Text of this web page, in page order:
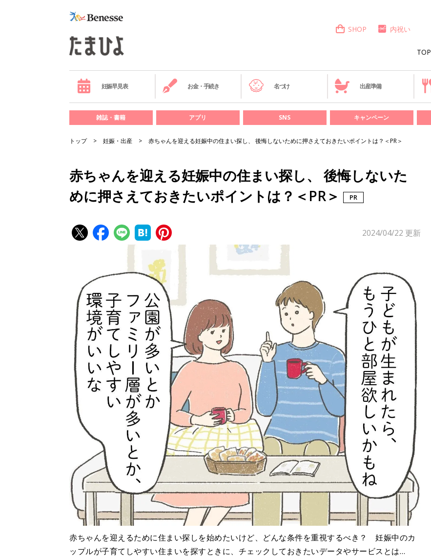
TOP
SHOP 内祝い
妊娠早見表 お金・手続き 名づけ 出産準備
雑誌・書籍 アプリ SNS キャンペーン
トップ 妊娠・出産 赤ちゃんを迎える妊娠中の住まい探し、 後悔しないために押さえておきたいポイントは？＜PR＞
赤ちゃんを迎える妊娠中の住まい探し、 後悔しないた
めに押さえておきたいポイントは？＜PR＞
2024/04/22 更新
赤ちゃんを迎えるために住まい探しを始めたいけど、どんな条件を重視するべき？ 妊娠中のカ
ップルが子育てしやすい住まいを探すときに、チェックしておきたいデータやサービスとは…